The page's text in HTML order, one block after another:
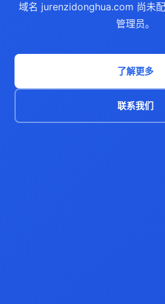
域名 jurenzidonghua.com 尚未
管理员。
了解更多
联系我们